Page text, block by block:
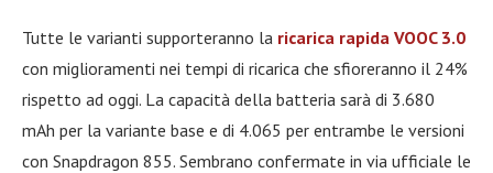
Tutte le varianti supporteranno la ricarica rapida VOOC 3.0
con miglioramenti nei tempi di ricarica che sfioreranno il 24%
rispetto ad oggi. La capacità della batteria sarà di 3.680
mAh per la variante base e di 4.065 per entrambe le versioni
con Snapdragon 855. Sembrano confermate in via ufficiale le